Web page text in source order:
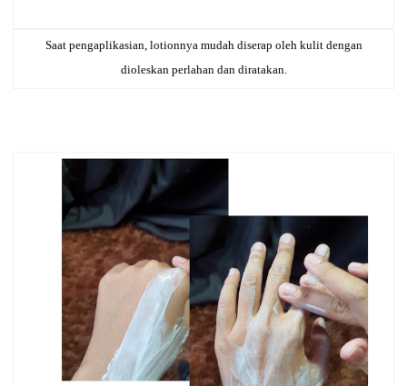
Saat pengaplikasian, lotionnya mudah diserap oleh kulit dengan
dioleskan perlahan dan diratakan.